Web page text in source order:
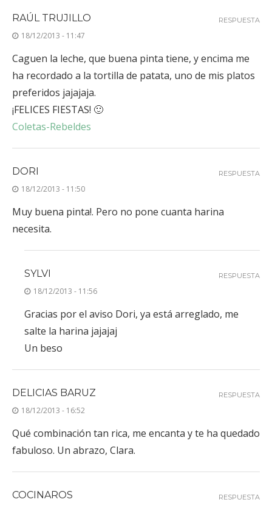
RAÚL TRUJILLO
18/12/2013 - 11:47
Caguen la leche, que buena pinta tiene, y encima me
ha recordado a la tortilla de patata, uno de mis platos
preferidos jajajaja.
¡FELICES FIESTAS! 🙂
Coletas-Rebeldes
RESPUESTA
DORI
18/12/2013 - 11:50
Muy buena pinta!. Pero no pone cuanta harina
necesita.
RESPUESTA
SYLVI
18/12/2013 - 11:56
Gracias por el aviso Dori, ya está arreglado, me
salte la harina jajajaj
Un beso
RESPUESTA
DELICIAS BARUZ
18/12/2013 - 16:52
Qué combinación tan rica, me encanta y te ha quedado
fabuloso. Un abrazo, Clara.
RESPUESTA
COCINAROS RESPUESTA